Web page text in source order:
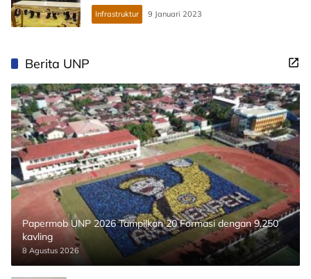
Infrastruktur 9 Januari 2023
Berita UNP
Papermob UNP 2026 Tampilkan 20 Formasi dengan 9.250
kavling
8 Agustus 2026